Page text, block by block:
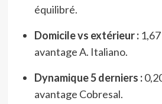
équilibré.
Domicile vs extérieur :1,67
avantage A. Italiano.
Dynamique 5 derniers :
avantage Cobresal.